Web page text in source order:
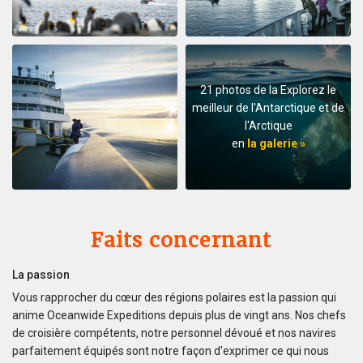
reis. We genieten er nog elke dag van na.
Exceptional Antarctic Peninsular trip &
into the Antarctic Circle
par Mark Combes Antarctique
This trip was superb from beginning to end. We were
told it wasn't a cruise but an "Expedition" and how right
leaders team that were so helpful, educated and made it
a fantastic trip. After crossing the Drakes passage
which was relatively smooth we visited Wihemina Bay &
Neko Harbour. We were soon out in the Zodiac boats
exploring the Bays seeing Humpback Whales & Killers
Whales. The ice conditions allowed us to cross the
"Antarctic Circle" with Petrals, Albatrosses & Fulmars
following us. We had a spectacular ship cruise through
21 photos de la Explorez le
meilleur de l'Antarctique et de
l'Arctique
en la galerie »
Faits concernant
La passion
Vous rapprocher du cœur des régions polaires est la passion qui
anime Oceanwide Expeditions depuis plus de vingt ans. Nos chefs
de croisière compétents, notre personnel dévoué et nos navires
parfaitement équipés sont notre façon d'exprimer ce qui nous